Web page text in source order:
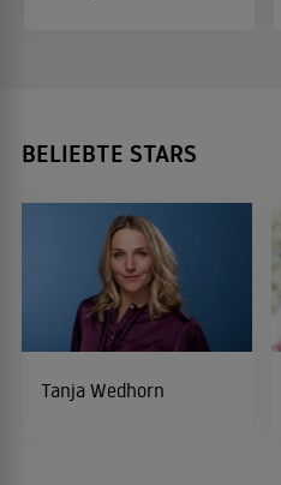
BELIEBTE STARS
Tanja Wedhorn